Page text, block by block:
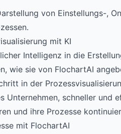
von Einstellungs-,
mit KI
Intelligenz in die
wie sie von FlochartAI
in der
Unternehmen, schneller und
und ihre Prozesse
mit FlochartAI